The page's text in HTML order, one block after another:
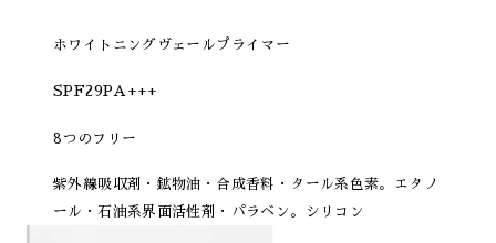
ホワイトニングヴェールプライマー
SPF29PA+++
8つのフリー
紫外線吸収剤・鉱物油・合成香料・タール系色素。エタノ
ール・石油系界面活性剤・パラベン。シリコン